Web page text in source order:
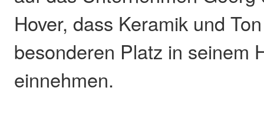
Hover, dass Keramik und
besonderen Platz in seinem
einnehmen.